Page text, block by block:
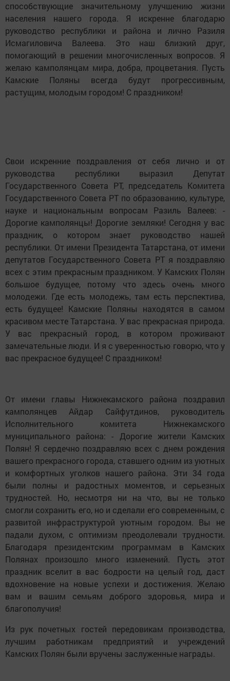
способствующие значительному улучшению жизни
населения нашего города. Я искренне благодарю
руководство республики и района и лично Разиля
Исмагиловича Валеева. Это наш близкий друг,
помогающий в решении многочисленных вопросов. Я
желаю камполянцам мира, добра, процветания. Пусть
Камские Поляны всегда будут прогрессивным,
растущим, молодым городом! С праздником!
Свои искренние поздравления от себя лично и от
руководства республики выразил Депутат
Государственного Совета РТ, председатель Комитета
Государственного Совета РТ по образованию, культуре,
науке и национальным вопросам Разиль Валеев: -
Дорогие камполянцы! Дорогие земляки! Сегодня у вас
праздник, о котором знает руководство нашей
республики. От имени Президента Татарстана, от имени
депутатов Государственного Совета РТ я поздравляю
всех с этим прекрасным праздником. У Камских Полян
большое будущее, потому что здесь очень много
молодежи. Где есть молодежь, там есть перспектива,
есть будущее! Камские Поляны находятся в самом
красивом месте Татарстана. У вас прекрасная природа.
У вас прекрасный город, в котором проживают
замечательные люди. И я с уверенностью говорю, что у
вас прекрасное будущее! С праздником!
От имени главы Нижнекамского района поздравил
камполянцев Айдар Сайфутдинов, руководитель
Исполнительного комитета Нижнекамского
муниципального района: - Дорогие жители Камских
Полян! Я сердечно поздравляю всех с днем рождения
вашего прекрасного города, ставшего одним из уютных
и комфортных уголков нашего района. Эти 34 года
были полны и радостных моментов, и серьезных
трудностей. Но, несмотря ни на что, вы не только
смогли сохранить его, но и сделали его современным, с
развитой инфраструктурой уютным городом. Вы не
падали духом, с оптимизм преодолевали трудности.
Благодаря президентским программам в Камских
Полянах произошло много изменений. Пусть этот
праздник вселит в вас бодрости на целый год, даст
вдохновение на новые успехи и достижения. Желаю
вам и вашим семьям доброго здоровья, мира и
благополучия!
Из рук почетных гостей передовикам производства,
лучшим работникам предприятий и учреждений
Камских Полян были вручены заслуженные награды.